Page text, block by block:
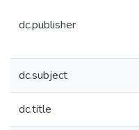
dc.publisher
dc.subject
dc.title